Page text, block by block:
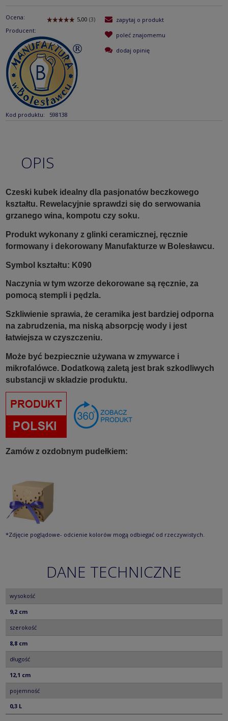
Ocena:
Producent:
Kod produktu: 598138
zapytaj o produkt
poleć znajomemu
dodaj opinię
OPIS
Czeski kubek idealny dla pasjonatów beczkowego
kształtu. Rewelacyjnie sprawdzi się do serwowania
grzanego wina, kompotu czy soku.
Produkt wykonany z glinki ceramicznej, ręcznie
formowany i dekorowany Manufakturze w Bolesławcu.
Symbol kształtu: K090
Naczynia w tym wzorze dekorowane są ręcznie, za
pomocą stempli i pędzla.
Szkliwienie sprawia, że ceramika jest bardziej odporna
na zabrudzenia, ma niską absorpcję wody i jest
łatwiejsza w czyszczeniu.
Może być bezpiecznie używana w zmywarce i
mikrofalówce. Dodatkową zaletą jest brak szkodliwych
substancji w składzie produktu.
Zamów z ozdobnym pudełkiem:
*Zdjęcie poglądowe- odcienie kolorów mogą odbiegać od rzeczywistych.
DANE TECHNICZNE
wysokość
9,2 cm
szerokość
8,8 cm
długość
12,1 cm
pojemność
0,3 L